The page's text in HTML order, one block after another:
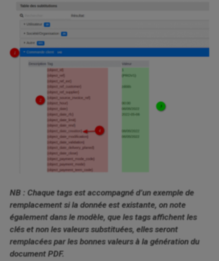
NB : Chaque tags est accompagné d’un exemple de
remplacement si la donnée est existante, on note
également dans le modèle, que les tags affichent les
clés et non les valeurs substituées, elles seront
remplacées par les bonnes valeurs à la génération du
document PDF.